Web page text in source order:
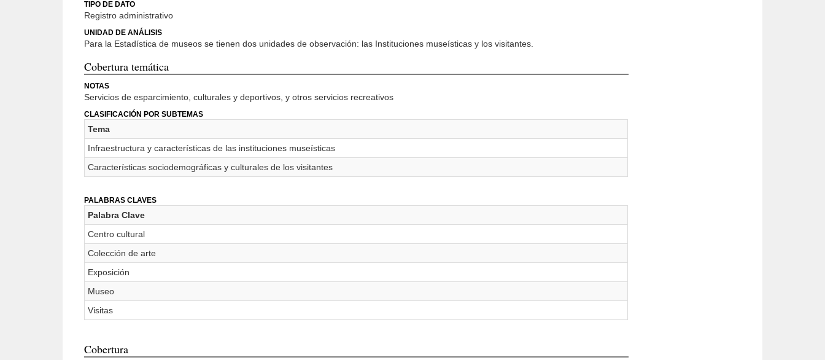
TIPO DE DATO
Registro administrativo
UNIDAD DE ANÁLISIS
Para la Estadística de museos se tienen dos unidades de observación: las Instituciones museísticas y los visitantes.
Cobertura temática
NOTAS
Servicios de esparcimiento, culturales y deportivos, y otros servicios recreativos
CLASIFICACIÓN POR SUBTEMAS
Tema
Infraestructura y características de las instituciones museísticas
Características sociodemográficas y culturales de los visitantes
PALABRAS CLAVES
Palabra Clave
Centro cultural
Colección de arte
Exposición
Museo
Visitas
Cobertura